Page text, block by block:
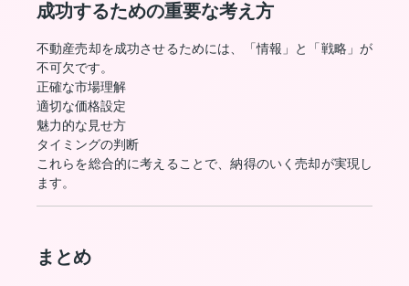
成功するための重要な考え方
不動産売却を成功させるためには、「情報」と「戦略」が
不可欠です。
正確な市場理解
適切な価格設定
魅力的な見せ方
タイミングの判断
これらを総合的に考えることで、納得のいく売却が実現し
ます。
まとめ